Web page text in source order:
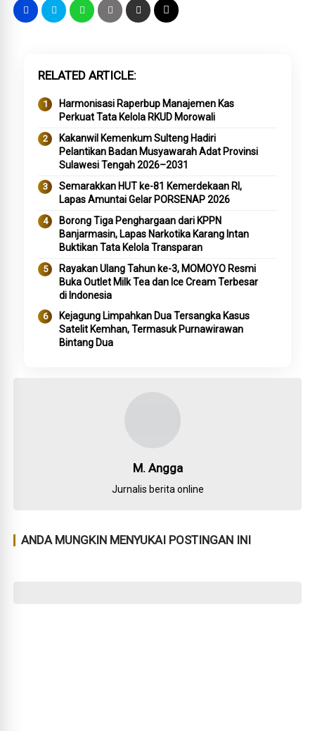
RELATED ARTICLE
Harmonisasi Raperbup Manajemen Kas
Perkuat Tata Kelola RKUD Morowali
Kakanwil Kemenkum Sulteng Hadiri
Pelantikan Badan Musyawarah Adat Provinsi
Sulawesi Tengah 2026–2031
Semarakkan HUT ke-81 Kemerdekaan RI,
Lapas Amuntai Gelar PORSENAP 2026
Borong Tiga Penghargaan dari KPPN
Banjarmasin, Lapas Narkotika Karang Intan
Buktikan Tata Kelola Transparan
Rayakan Ulang Tahun ke-3, MOMOYO Resmi
Buka Outlet Milk Tea dan Ice Cream Terbesar
di Indonesia
Kejagung Limpahkan Dua Tersangka Kasus
Satelit Kemhan, Termasuk Purnawirawan
Bintang Dua
M. Angga
Jurnalis berita online
ANDA MUNGKIN MENYUKAI POSTINGAN INI